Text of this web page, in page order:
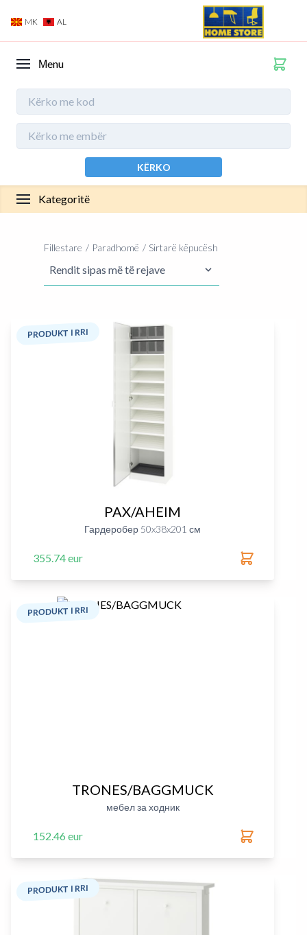
MK AL
Мenu
KËRKO
Kategoritë
Fillestare Paradhomë Sirtarë këpucësh
PRODUKT I RRI
PAX/AHEIM
Гардеробер 50x38x201 см
355.74 eur
PRODUKT I RRI
TRONES/BAGGMUCK
мебел за ходник
152.46 eur
PRODUKT I RRI